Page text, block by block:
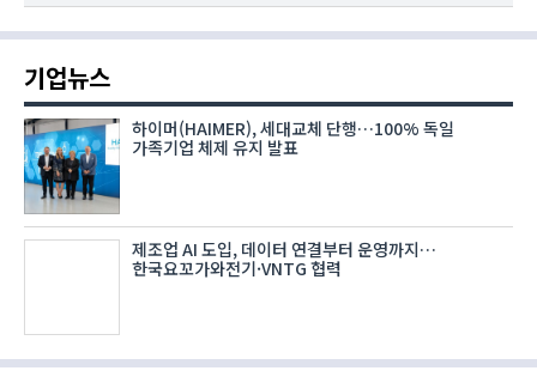
기업뉴스
하이머(HAIMER), 세대교체 단행…100% 독일
가족기업 체제 유지 발표
제조업 AI 도입, 데이터 연결부터 운영까지…
한국요꼬가와전기·VNTG 협력